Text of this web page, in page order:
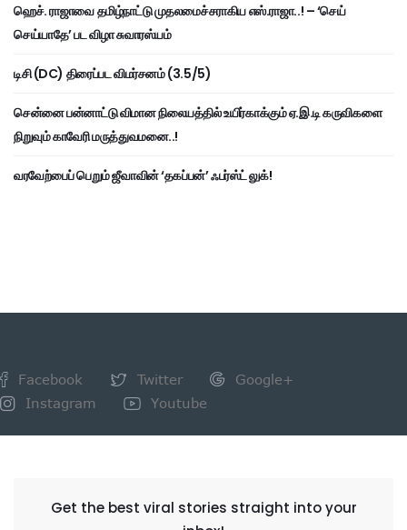
ஹெச். ராஜாவை தமிழ்நாட்டு முதலமைச்சராகிய எஸ்.ராஜா..! – ‘செய்
செய்யாதே’ பட விழா சுவாரஸ்யம்
டிசி (DC) திரைப்பட விமர்சனம் (3.5/5)
சென்னை பன்னாட்டு விமான நிலையத்தில் உயிர்காக்கும் ஏ.இ.டி கருவிகளை
நிறுவும் காவேரி மருத்துவமனை..!
வரவேற்பைப் பெறும் ஜீவாவின் ‘தகப்பன்’ ஃபர்ஸ்ட் லுக்!
Facebook Twitter
Google+
Instagram
Youtube
Get the best viral stories straight into your